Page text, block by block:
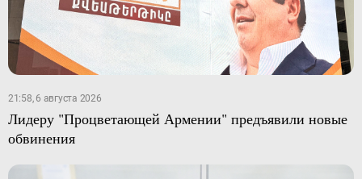
21:58, 6 августа 2026
Лидеру "Процветающей Армении" предъявили новые
обвинения